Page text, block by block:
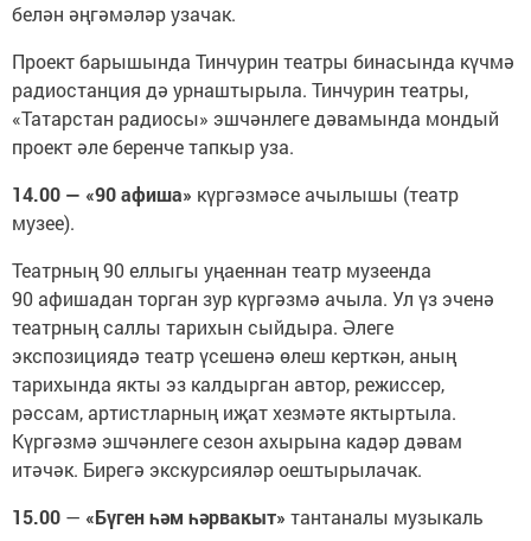
белән әңгәмәләр узачак.
Проект барышында Тинчурин театры бинасында күчмә
радиостанция дә урнаштырыла. Тинчурин театры,
«Татарстан радиосы» эшчәнлеге дәвамында мондый
проект әле беренче тапкыр уза.
14.00 — «90 афиша» күргәзмәсе ачылышы (театр
музее).
Театрның 90 еллыгы уңаеннан театр музеенда
90 афишадан торган зур күргәзмә ачыла. Ул үз эченә
театрның саллы тарихын сыйдыра. Әлеге
экспозициядә театр үсешенә өлеш керткән, аның
тарихында якты эз калдырган автор, режиссер,
рәссам, артистларның иҗат хезмәте яктыртыла.
Күргәзмә эшчәнлеге сезон ахырына кадәр дәвам
итәчәк. Бирегә экскурсияләр оештырылачак.
15.00 — «Бүген һәм һәрвакыт» тантаналы музыкаль